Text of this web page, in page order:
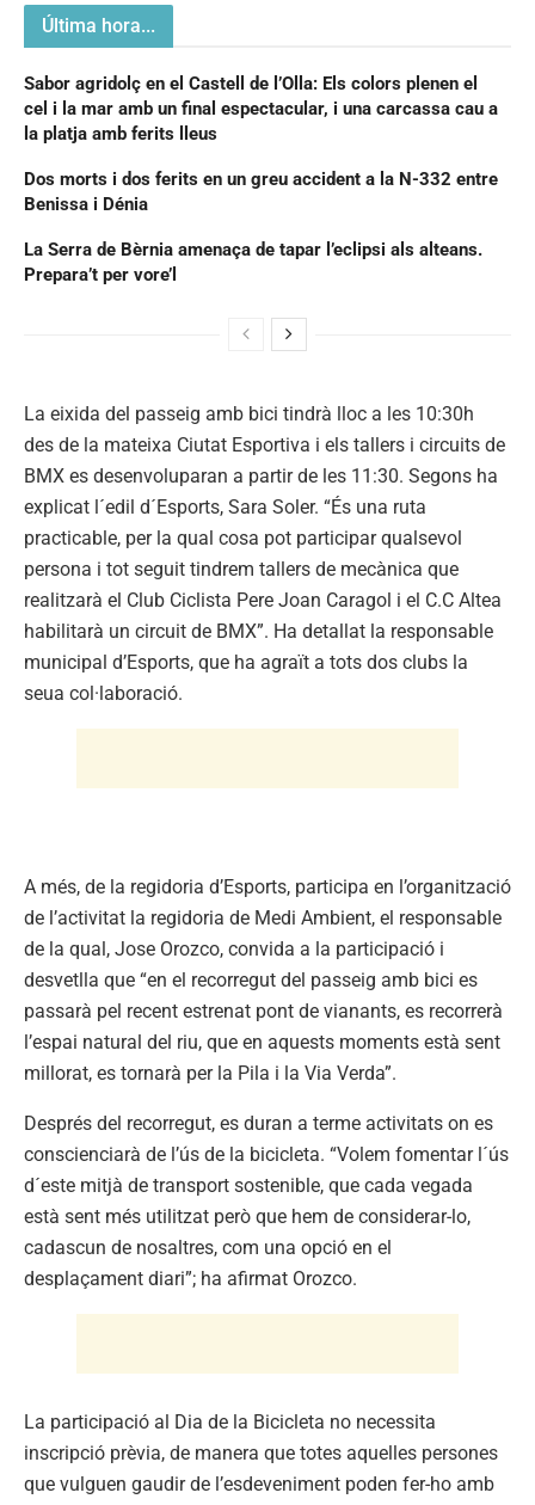
Última hora...
Sabor agridolç en el Castell de l’Olla: Els colors plenen el
cel i la mar amb un final espectacular, i una carcassa cau a
la platja amb ferits lleus
Dos morts i dos ferits en un greu accident a la N-332 entre
Benissa i Dénia
La Serra de Bèrnia amenaça de tapar l’eclipsi als alteans.
Prepara’t per vore’l
La eixida del passeig amb bici tindrà lloc a les 10:30h
des de la mateixa Ciutat Esportiva i els tallers i circuits de
BMX es desenvoluparan a partir de les 11:30. Segons ha
explicat l´edil d´Esports, Sara Soler. “És una ruta
practicable, per la qual cosa pot participar qualsevol
persona i tot seguit tindrem tallers de mecànica que
realitzarà el Club Ciclista Pere Joan Caragol i el C.C Altea
habilitarà un circuit de BMX”. Ha detallat la responsable
municipal d’Esports, que ha agraït a tots dos clubs la
seua col·laboració.
A més, de la regidoria d’Esports, participa en l’organització
de l’activitat la regidoria de Medi Ambient, el responsable
de la qual, Jose Orozco, convida a la participació i
desvetlla que “en el recorregut del passeig amb bici es
passarà pel recent estrenat pont de vianants, es recorrerà
l’espai natural del riu, que en aquests moments està sent
millorat, es tornarà per la Pila i la Via Verda”.
Després del recorregut, es duran a terme activitats on es
conscienciarà de l’ús de la bicicleta. “Volem fomentar l´ús
d´este mitjà de transport sostenible, que cada vegada
està sent més utilitzat però que hem de considerar-lo,
cadascun de nosaltres, com una opció en el
desplaçament diari”; ha afirmat Orozco.
La participació al Dia de la Bicicleta no necessita
inscripció prèvia, de manera que totes aquelles persones
que vulguen gaudir de l’esdeveniment poden fer-ho amb